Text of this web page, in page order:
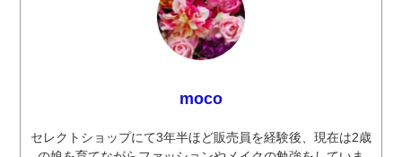
moco
セレクトショップにて3年半ほど販売員を経験後、現在は2歳